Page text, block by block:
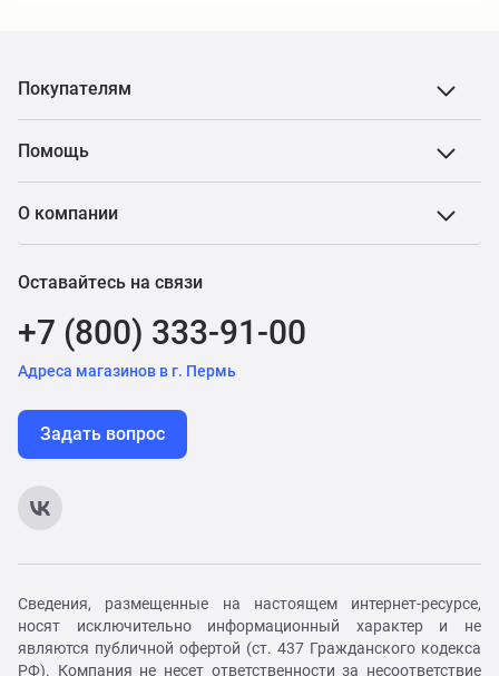
Покупателям
Помощь
О компании
Оставайтесь на связи
+7 (800) 333-91-00
Адреса магазинов в г. Пермь
Задать вопрос
Сведения, размещенные на настоящем интернет-ресурсе,
носят исключительно информационный характер и не
являются публичной офертой (ст. 437 Гражданского кодекса
РФ). Компания не несет ответственности за несоответствие